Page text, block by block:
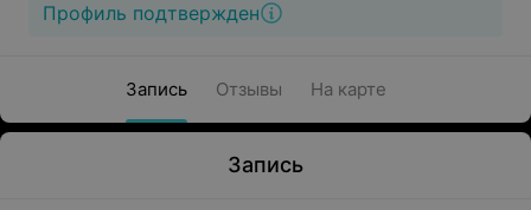
Профиль подтвержден
Запись Отзывы На карте
Запись